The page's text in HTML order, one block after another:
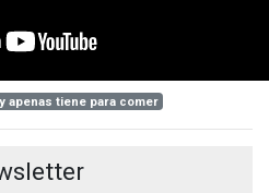
apenas tiene para comer